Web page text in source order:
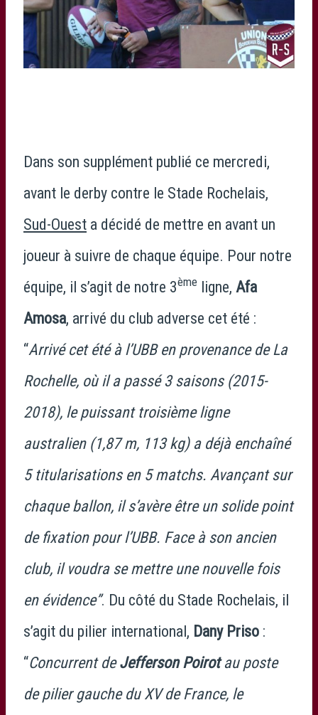
Dans son supplément publié ce mercredi,
avant le derby contre le Stade Rochelais,
Sud-Ouest a décidé de mettre en avant un
joueur à suivre de chaque équipe. Pour notre
équipe, il s’agit de notre 3ème ligne, Afa
Amosa, arrivé du club adverse cet été :
“Arrivé cet été à l’UBB en provenance de La
Rochelle, où il a passé 3 saisons (2015-
2018), le puissant troisième ligne
australien (1,87 m, 113 kg) a déjà enchaîné
5 titularisations en 5 matchs. Avançant sur
chaque ballon, il s’avère être un solide point
de fixation pour l’UBB. Face à son ancien
club, il voudra se mettre une nouvelle fois
en évidence”. Du côté du Stade Rochelais, il
s’agit du pilier international, Dany Priso :
“Concurrent deJefferson Poirotau poste
de pilier gauche du XV de France, le